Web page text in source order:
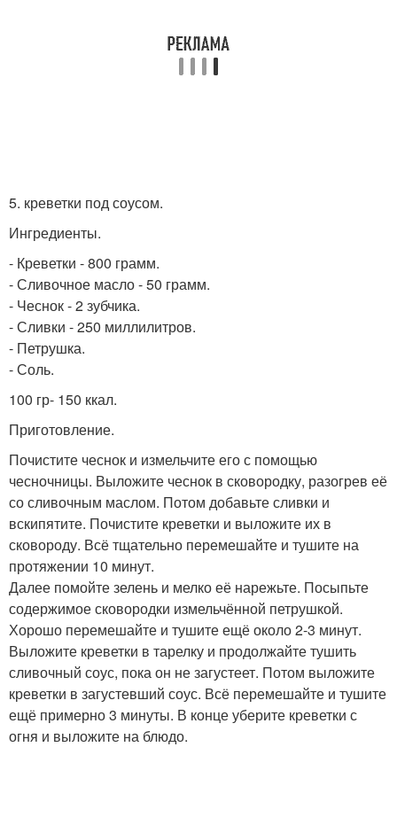
5. креветки под соусом.
Ингредиенты.
- Креветки - 800 грамм.
- Сливочное масло - 50 грамм.
- Чеснок - 2 зубчика.
- Сливки - 250 миллилитров.
- Петрушка.
- Соль.
100 гр- 150 ккал.
Приготовление.
Почистите чеснок и измельчите его с помощью
чесночницы. Выложите чеснок в сковородку, разогрев её
со сливочным маслом. Потом добавьте сливки и
вскипятите. Почистите креветки и выложите их в
сковороду. Всё тщательно перемешайте и тушите на
протяжении 10 минут.
Далее помойте зелень и мелко её нарежьте. Посыпьте
содержимое сковородки измельчённой петрушкой.
Хорошо перемешайте и тушите ещё около 2-3 минут.
Выложите креветки в тарелку и продолжайте тушить
сливочный соус, пока он не загустеет. Потом выложите
креветки в загустевший соус. Всё перемешайте и тушите
ещё примерно 3 минуты. В конце уберите креветки с
огня и выложите на блюдо.